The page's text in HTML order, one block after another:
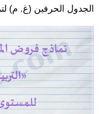
الجدول الحرفين (غ. م)